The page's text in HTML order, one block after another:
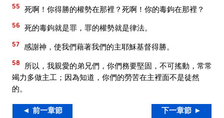
55 死啊！你得勝的權勢在那裡？死啊！你的毒鉤在那裡？
56 死的毒鉤就是罪，罪的權勢就是律法。
57 感謝神，使我們藉著我們的主耶穌基督得勝。
58
所以，我親愛的弟兄們，你們務要堅固，不可搖動，常常
竭力多做主工；因為知道，你們的勞苦在主裡面不是徒然
的。
◄ 前一章節 下一章節 ►